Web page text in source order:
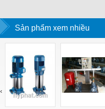
thermolabe Nigk
Sản phẩm xem nhiều
‹